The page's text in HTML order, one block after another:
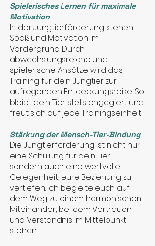
Spielerisches Lernen für maximale
Motivation
In der Jungtierförderung stehen
Spaß und Motivation im
Vordergrund. Durch
abwechslungsreiche und
spielerische Ansätze wird das
Training für dein Jungtier zur
aufregenden Entdeckungsreise. So
bleibt dein Tier stets engagiert und
freut sich auf jede Trainingseinheit!
Stärkung der Mensch-Tier-Bindung
Die Jungtierförderung ist nicht nur
eine Schulung für dein Tier,
sondern auch eine wertvolle
Gelegenheit, eure Beziehung zu
vertiefen. Ich begleite euch auf
dem Weg zu einem harmonischen
Miteinander, bei dem Vertrauen
und Verständnis im Mittelpunkt
stehen.